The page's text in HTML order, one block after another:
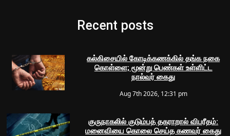
Recent posts
கல்கிசையில் கோடிக்கணக்கில் தங்க நகை
கொள்ளை; மூன்று பெண்கள் உள்ளிட்ட
நால்வர் கைது
Aug 7th 2026, 12:31 pm
குருநாகலில் குடும்பத் தகராறால் விபரீதம்:
மனைவியை கொலை செய்த கணவர் கைது